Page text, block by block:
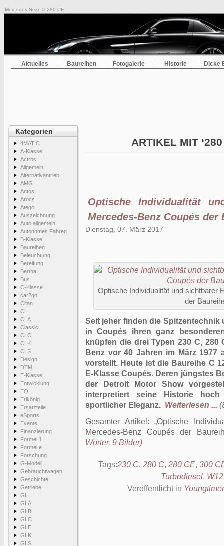
Mercedes-Seite > 280 CE
Aktuelles Baureihen Fotogalerie Historie Dicke
Kategorien
4MATIC
A-Klasse
Actros
Allgemein
Alternativantrieb
AMG
Antos
Arocs
Atego
Auszeichnung
Auto allgemein
Autonomes Fahren
B-Klasse
Baureihen
Beleuchtung
Bereifung
Bertha
Bus
C-Klasse
car2go
Citan
CL
CLA
Classic
CLC
CLK
CLS
Design
DTM
E-Klasse
Entwicklung
EQ
Erlkönig
Ersatzteile
eSports
Events
Finanzierung
Formel 1
Formel e
Forschung
G-Modell
Gebrauchtwagen
Geschichte
Getriebe
GL
GLA
GLB
GLC
GLE
GLK
GLS
ARTIKEL MIT
Optische Individualität
Mercedes-Benz Coupés der
Dienstag, 07. März 2017
Optische Individualität und sichtbarer
der
Seit jeher finden die Spitzentechnik
in Coupés ihren ganz
knüpfen die drei Typen 230 C, 280
Benz vor 40 Jahren im März 1977
vorstellt. Heute ist die Baureihe C
E-Klasse Coupés. Deren jüngstes
der Detroit Motor Show
interpretiert seine Historie
sportlicher Eleganz. Weiterlesen ...
Gesamter Artikel: Optische
Mercedes-Benz Coupés der
Wörter, 9 Bilder)
Tags:230 C, 280 C, 280 CE, 300
Turbodiesel,
Veröffentlicht in Youngtimer